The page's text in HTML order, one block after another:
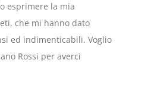
esprimere la mia
che mi hanno dato
ed indimenticabili. Voglio
Rossi per averci